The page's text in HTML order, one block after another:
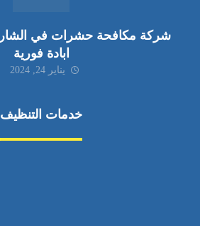
ابادة فورية
يناير 24, 2024
خدمات التنظيف